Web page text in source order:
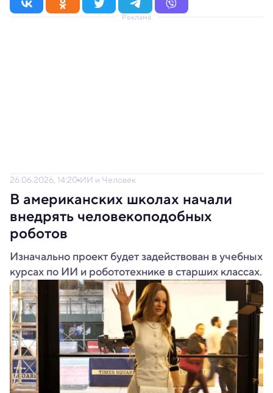
Реклама
26.06.2026, 14:20 ИИ и Человек
В американских школах начали
внедрять человекоподобных
роботов
Изначально проект будет задействован в учебных
курсах по ИИ и робототехнике в старших классах.